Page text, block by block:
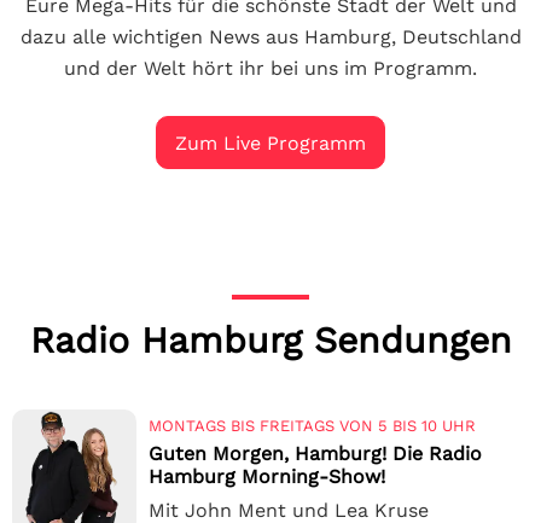
Eure Mega-Hits für die schönste Stadt der Welt und
dazu alle wichtigen News aus Hamburg, Deutschland
und der Welt hört ihr bei uns im Programm.
Zum Live Programm
Radio Hamburg Sendungen
MONTAGS BIS FREITAGS VON 5 BIS 10 UHR
Guten Morgen, Hamburg! Die Radio
Hamburg Morning-Show!
Mit John Ment und Lea Kruse